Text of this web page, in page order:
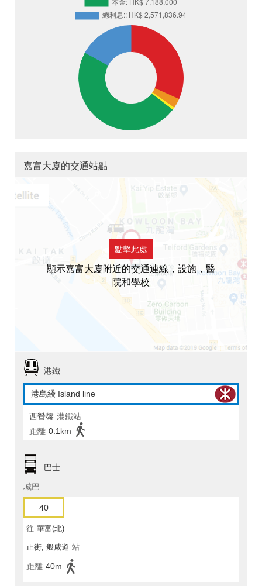
嘉富大廈的交通站點
點擊此處
顯示嘉富大廈附近的交通連線，設施，醫
院和學校
港鐵
港島綫 Island line
西營盤 港鐵站
距離 0.1km
巴士
城巴
40
往 華富(北)
正街, 般咸道 站
距離 40m